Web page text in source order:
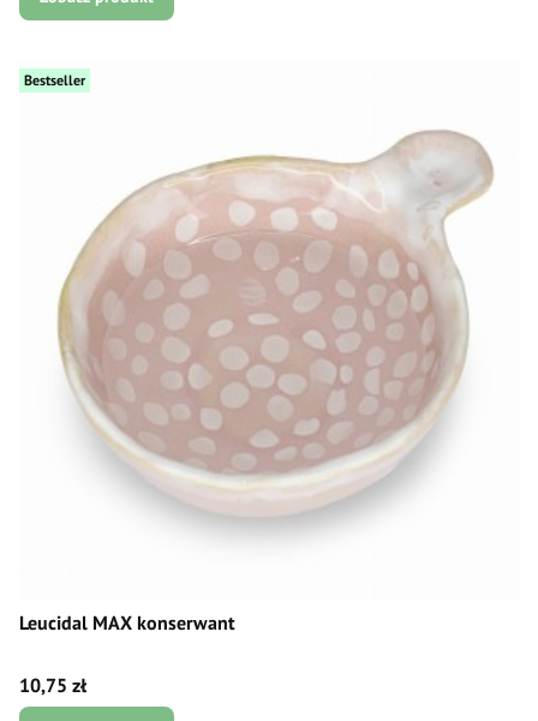
Bestseller
Leucidal MAX konserwant
Cena
10,75 zł